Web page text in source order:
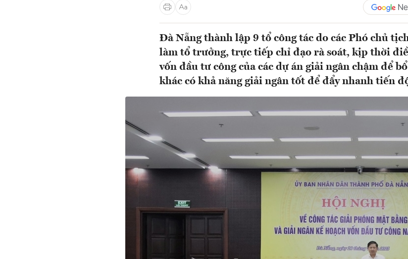
Đà Nẵng thành lập 9 tổ công tác do các Phó chủ
làm tổ trưởng, trực tiếp chỉ đạo rà soát, kịp thời
vốn đầu tư công của các dự án giải ngân chậm để
khác có khả năng giải ngân tốt để đẩy nhanh tiến